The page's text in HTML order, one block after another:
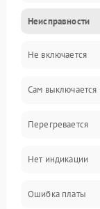
Механика
Неисправности
Не включается
Сам выключается
Перегревается
Нет индикации
Ошибка платы